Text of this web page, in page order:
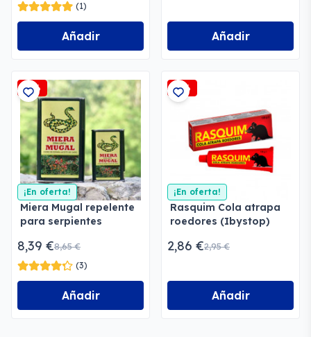
(1)
Añadir Añadir
-3%
¡En oferta!
Miera Mugal repelente
para serpientes
8,39 €8,65 €
(3)
Añadir
-3%
¡En oferta!
Rasquim Cola atrapa
roedores (Ibystop)
2,86 €2,95 €
Añadir